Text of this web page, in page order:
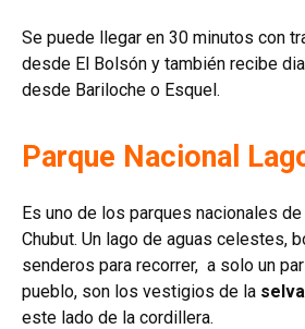
Se puede llegar en 30 minutos con
desde El Bolsón y también recibe
desde Bariloche o Esquel.
Parque Nacional
Es uno de los parques nacionales
Chubut. Un lago de aguas celestes,
senderos para recorrer, a solo un
pueblo, son los vestigios de la
este lado de la cordillera.